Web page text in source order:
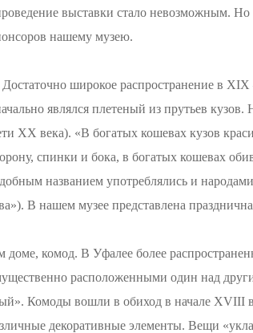
выставки стало невозможным.
нашему музею.
широкое распространение в
являлся плетеный из прутьев кузов.
XX века). «В богатых кошевах кузов
спинки и бока, в богатых кошевах
названием употреблялись и
В нашем музее представлена
комод. В Уфалее более
расположенными один над
Комоды вошли в обиход в начале XVIII
декоративные элементы. Вещи